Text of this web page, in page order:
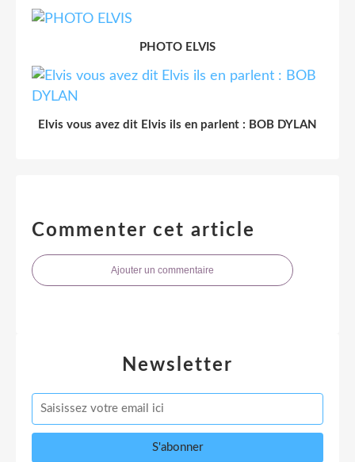
PHOTO ELVIS
Elvis vous avez dit Elvis ils en parlent : BOB DYLAN
Commenter cet article
Ajouter un commentaire
Newsletter